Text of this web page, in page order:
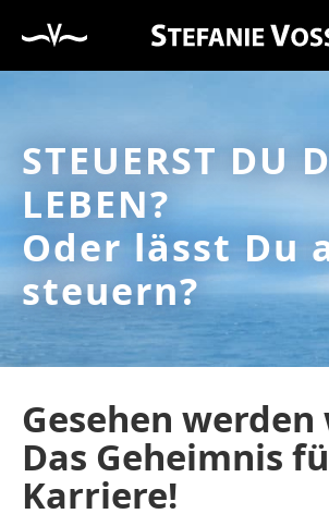
STEUERST DU
LEBEN?
Oder lässt Du
steuern?
Gesehen
Das Geheimnis
Karriere!